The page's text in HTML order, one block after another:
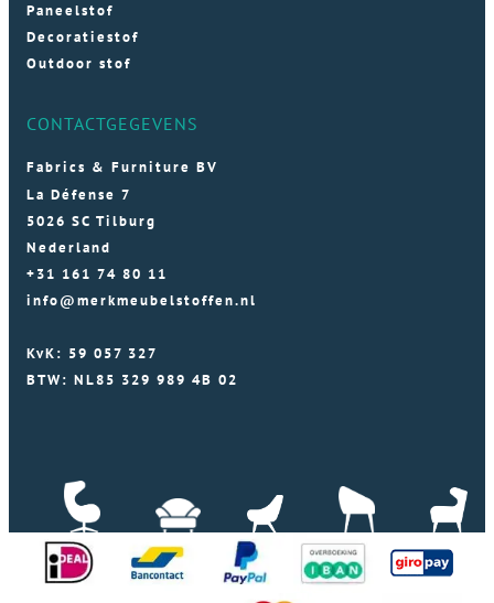
Paneelstof
Decoratiestof
Outdoor stof
CONTACTGEGEVENS
Fabrics & Furniture BV
La Défense 7
5026 SC Tilburg
Nederland
+31 161 74 80 11
info@merkmeubelstoffen.nl
KvK: 59 057 327
BTW: NL85 329 989 4B 02